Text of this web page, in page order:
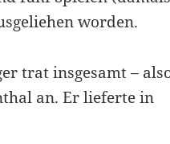
worden.
trat insgesamt –
an. Er lieferte in